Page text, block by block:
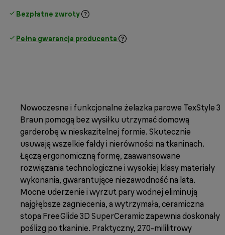
Bezpłatne zwroty
Pełna gwarancja producenta
Nowoczesne i funkcjonalne żelazka parowe TexStyle 3
Braun pomogą bez wysiłku utrzymać domową
garderobę w nieskazitelnej formie. Skutecznie
usuwają wszelkie fałdy i nierówności na tkaninach.
Łączą ergonomiczną formę, zaawansowane
rozwiązania technologiczne i wysokiej klasy materiały
wykonania, gwarantujące niezawodność na lata.
Mocne uderzenie i wyrzut pary wodnej eliminują
najgłębsze zagniecenia, a wytrzymała, ceramiczna
stopa FreeGlide 3D SuperCeramic zapewnia doskonały
poślizg po tkaninie. Praktyczny, 270-mililitrowy